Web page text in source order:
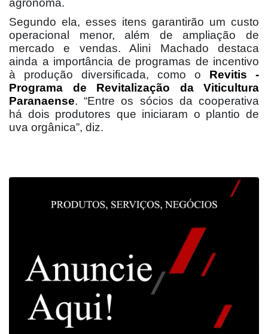
Segundo ela, esses itens garantirão um custo
operacional menor, além de ampliação de
mercado e vendas. Alini Machado destaca
ainda a importância de programas de incentivo
à produção diversificada, como o Revitis -
Programa de Revitalização da Viticultura
Paranaense. “Entre os sócios da cooperativa
há dois produtores que iniciaram o plantio de
uva orgânica”, diz.